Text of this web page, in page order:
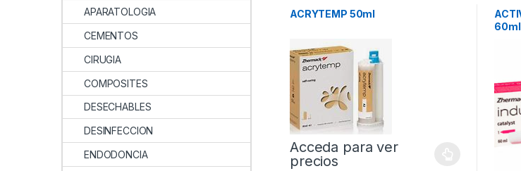
Provisionales
ACRYTEMP 50ml
Acceda para ver
precios
60ml
APARATOLOGIA
CEMENTOS
CIRUGIA
COMPOSITES
DESECHABLES
DESINFECCION
ENDODONCIA